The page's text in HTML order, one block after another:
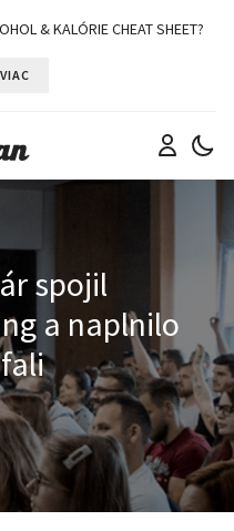
& KALÓRIE CHEAT SHEET?
spojil
a naplnilo